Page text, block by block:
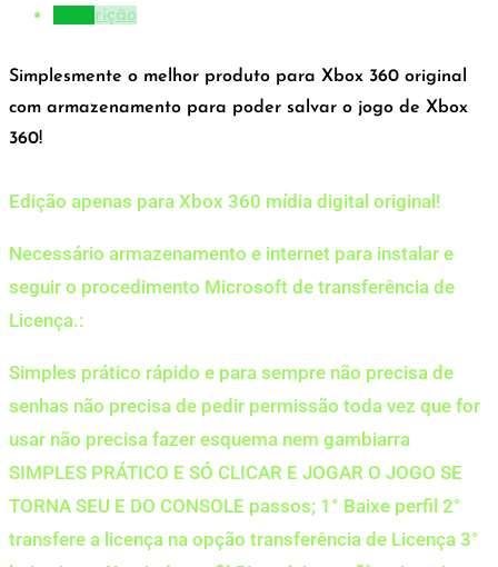
Descrição
Simplesmente o melhor produto para Xbox 360 original
com armazenamento para poder salvar o jogo de Xbox
360!
Edição apenas para Xbox 360 mídia digital original!
Necessário armazenamento e internet para instalar e
seguir o procedimento Microsoft de transferência de
Licença.:
Simples prático rápido e para sempre não precisa de
senhas não precisa de pedir permissão toda vez que for
usar não precisa fazer esquema nem gambiarra
SIMPLES PRÁTICO E SÓ CLICAR E JOGAR O JOGO SE
TORNA SEU E DO CONSOLE passos; 1° Baixe perfil 2°
transfere a licença na opção transferência de Licença 3°